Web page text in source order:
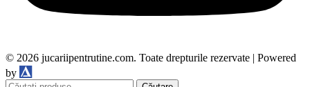
© 2026 jucariipentrutine.com. Toate drepturile rezervate | Powered
by